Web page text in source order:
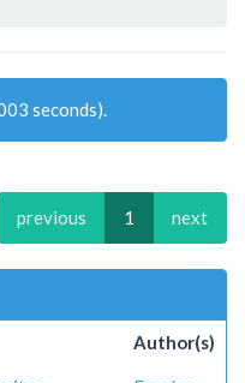
seconds).
previous 1 next
Author(s)